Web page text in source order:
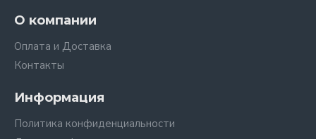
О компании
Оплата и Доставка
Контакты
Информация
Политика конфиденциальности